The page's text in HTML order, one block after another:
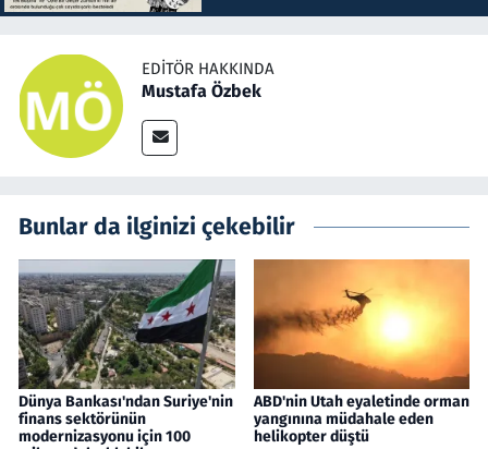
EDITÖR HAKKINDA
Mustafa Özbek
Bunlar da ilginizi çekebilir
Dünya Bankası'ndan Suriye'nin
finans sektörünün
modernizasyonu için 100
ABD'nin Utah eyaletinde orman
yangınına müdahale eden
helikopter düştü